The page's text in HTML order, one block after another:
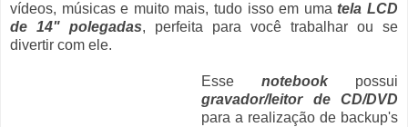
vídeos, músicas e muito mais, tudo isso em umatela LCD
de 14" polegadas, perfeita para você trabalhar ou se
divertir com ele.
Esse notebook possui
gravador/leitor de CD/DVD
para a realização de backup's